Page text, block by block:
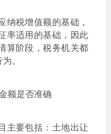
税增值额的基础，
率适用的基础，因此
算阶段，税务机关都
。
额是否准确
要包括：土地出让